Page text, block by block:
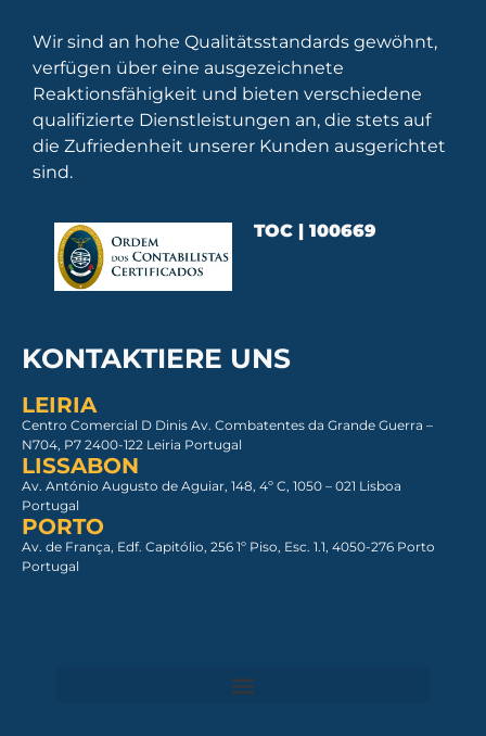
Wir sind an hohe Qualitätsstandards gewöhnt,
verfügen über eine ausgezeichnete
Reaktionsfähigkeit und bieten verschiedene
qualifizierte Dienstleistungen an, die stets auf
die Zufriedenheit unserer Kunden ausgerichtet
sind.
TOC | 100669
KONTAKTIERE UNS
LEIRIA
Centro Comercial D Dinis Av. Combatentes da Grande Guerra –
N704, P7 2400-122 Leiria Portugal
LISSABON
Av. António Augusto de Aguiar, 148, 4º C, 1050 – 021 Lisboa​
Portugal
PORTO
Av. de França, Edf. Capitólio, 256 1º Piso, Esc. 1.1, 4050-276 Porto
Portugal